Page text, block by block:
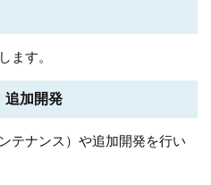
ます。
追加開発
テナンス）や追加開発を行い